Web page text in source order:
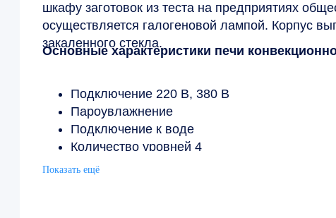
шкафу заготовок из теста на предприятиях
осуществляется галогеновой лампой. Корпус
закаленного стекла.
Основные характеристики печи
Подключение 220 В, 380 В
Пароувлажнение
Подключение к воде
Количество уровней 4
Противень 600х400 мм, GN 1/1
Показать ещё